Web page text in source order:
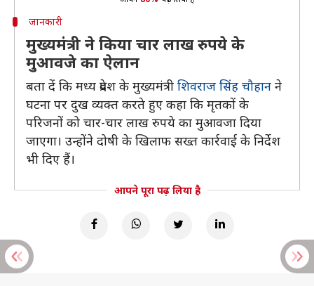
जानकारी
मुख्यमंत्री ने किया चार लाख रुपये के
मुआवजे का ऐलान
बता दें कि मध्य प्रदेश के मुख्यमंत्री शिवराज सिंह चौहान ने
घटना पर दुख व्यक्त करते हुए कहा कि मृतकों के
परिजनों को चार-चार लाख रुपये का मुआवजा दिया
जाएगा। उन्होंने दोषी के खिलाफ सख्त कार्रवाई के निर्देश
भी दिए हैं।
आपने पूरा पढ़ लिया है